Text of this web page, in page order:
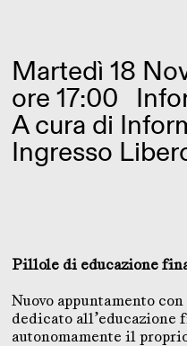
Martedì 18
ore 17:00
A cura di
Ingresso
Pillole di educazione
Nuovo appuntamento
dedicato all’educazione
autonomamente il